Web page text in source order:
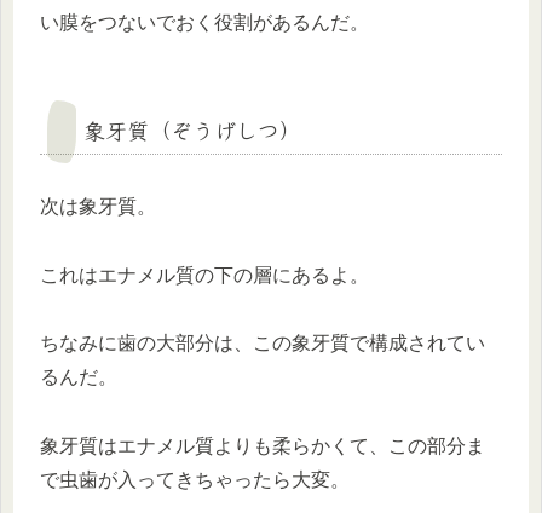
い膜をつないでおく役割があるんだ。
象牙質（ぞうげしつ）
次は象牙質。
これはエナメル質の下の層にあるよ。
ちなみに歯の大部分は、この象牙質で構成されてい
るんだ。
象牙質はエナメル質よりも柔らかくて、この部分ま
で虫歯が入ってきちゃったら大変。